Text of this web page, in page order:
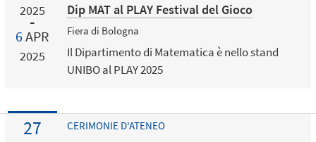
2025
6 APR
2025
Dip MAT al PLAY Festival del Gioco
Fiera di Bologna
Il Dipartimento di Matematica è nello stand
UNIBO al PLAY 2025
27
CERIMONIE D'ATENEO